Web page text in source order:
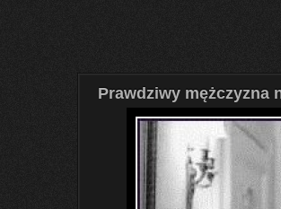
Prawdziwy mężczyzna